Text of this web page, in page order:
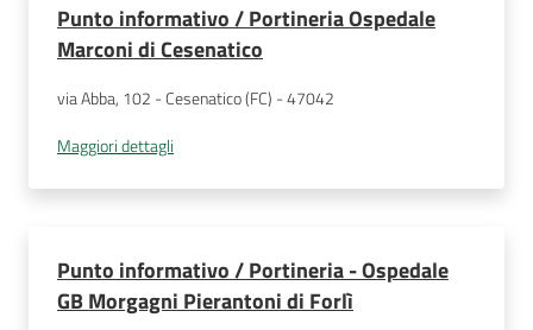
Punto informativo / Portineria Ospedale
Marconi di Cesenatico
via Abba, 102 - Cesenatico (FC) - 47042
Maggiori dettagli
Punto informativo / Portineria - Ospedale
GB Morgagni Pierantoni di Forlì